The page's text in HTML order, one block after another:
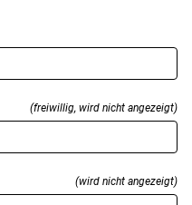
(freiwillig, wird nicht angezeigt)
(wird nicht angezeigt)